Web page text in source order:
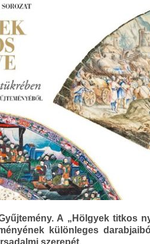
A „Hölgyek titkos
különleges